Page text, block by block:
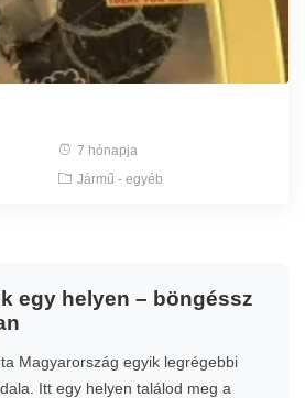
7 hónapja
Jármű - egyéb
egy helyen – böngéssz
Magyarország egyik legrégebbi
Itt egy helyen találod meg a